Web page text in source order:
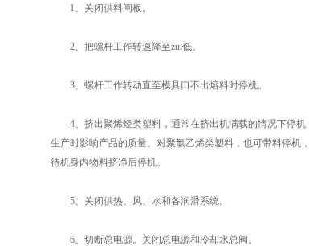
1、关闭供料闸板。
2、把螺杆工作转速降至zui低。
3、螺杆工作转动直至模具口不出熔料时停机。
4、挤出聚烯烃类塑料，通常在挤出机满载的情况下停机
生产时影响产品的质量。对聚氯乙烯类塑料，也可带料停机
待机身内物料挤净后停机。
5、关闭供热、风、水和各润滑系统。
6、切断总电源。关闭总电源和冷却水总阀。